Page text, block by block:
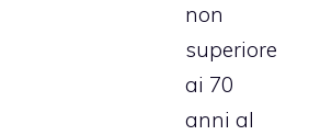
non
superiore
ai 70
anni al